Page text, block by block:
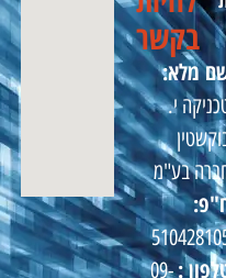
בקשר
מלא:
י.
בע"מ
:
09-